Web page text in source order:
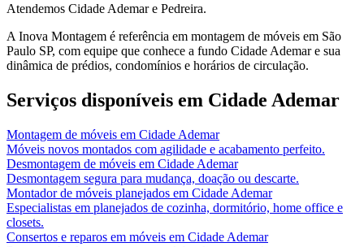
Atendemos Cidade Ademar e Pedreira.
A Inova Montagem é referência em montagem de móveis em São
Paulo SP, com equipe que conhece a fundo Cidade Ademare sua
dinâmica de prédios, condomínios e horários de circulação.
Serviços disponíveis em Cidade Ademar
Montagem de móveis em Cidade Ademar
Móveis novos montados com agilidade e acabamento perfeito.
Desmontagem de móveis em Cidade Ademar
Desmontagem segura para mudança, doação ou descarte.
Montador de móveis planejados em Cidade Ademar
Especialistas em planejados de cozinha, dormitório, home office e
closets.
Consertos e reparos em móveis em Cidade Ademar